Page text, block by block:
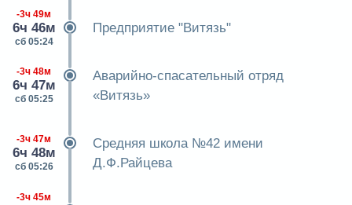
-3ч 49м
6ч 46м
сб 05:24
Предприятие "Витязь"
-3ч 48м
6ч 47м
сб 05:25
Аварийно-спасательный отряд
«Витязь»
-3ч 47м
6ч 48м
сб 05:26
Средняя школа №42 имени
Д.Ф.Райцева
-3ч 45м